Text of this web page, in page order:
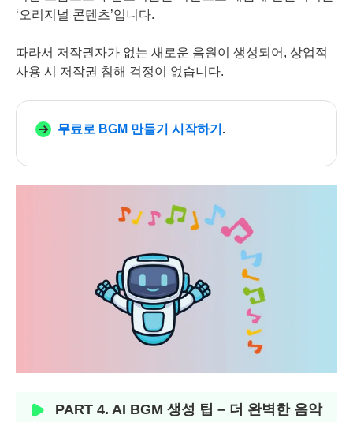
‘오리지널 콘텐츠’입니다.
따라서 저작권자가 없는 새로운 음원이 생성되어, 상업적
사용 시 저작권 침해 걱정이 없습니다.
무료로 BGM 만들기 시작하기 .
PART 4. AI BGM 생성 팁 – 더 완벽한 음악